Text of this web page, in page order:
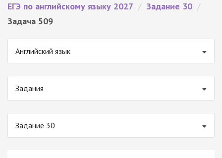
ЕГЭ по английскому языку 2027 / Задание 30 /
Задача 509
Английский язык
Задания
Задание 30